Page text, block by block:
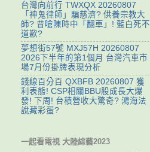
台灣向前行 TWXQX 20260807
「神鬼律師」騙慈濟? 供養宗教大
師? 昔嗆陳時中「翻車」! 藍白死不
道歉?
夢想街57號 MXJ57H 20260807
2026下半年的第1個月 台灣汽車市
場7月份掛牌表現分析
錢線百分百 QXBFB 20260807 獲
利表態! CSP相關BBU股成長大爆
發! 下周! 台積營收大驚奇? 鴻海法
說藏彩蛋?
一起看電視 大陸綜藝2023